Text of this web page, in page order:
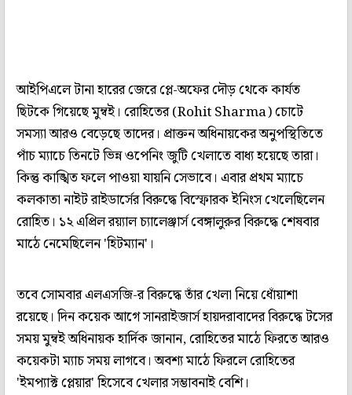
আইপিএলে টানা হারের জেরে প্লে-অফের দৌড় থেকে কার্যত
ছিটকে গিয়েছে মুম্বই। রোহিতের (Rohit Sharma) চোটে
সমস্যা আরও বেড়েছে তাদের। প্রাক্তন অধিনায়কের অনুপস্থিতিতে
পাঁচ ম্যাচে তিনটে ভিন্ন ওপেনিং জুটি খেলাতে বাধ্য হয়েছে তারা।
কিন্তু কাঙ্খিত ফলে পাওয়া যায়নি সেভাবে। এবার প্রথম ম্যাচে
কলকাতা নাইট রাইডার্সের বিরুদ্ধে বিস্ফোরক ইনিংস খেলেছিলেন
রোহিত। ১২ এপ্রিল রয়‍্যাল চ্যালেঞ্জার্স বেঙ্গালুরুর বিরুদ্ধে শেষবার
মাঠে নেমেছিলেন 'হিটম্যান'।
তবে সোমবার এলএসজি-র বিরুদ্ধে তাঁর খেলা নিয়ে ধোঁয়াশা
রয়েছে। দিন কয়েক আগে সানরাইজার্স হায়দরাবাদের বিরুদ্ধে টসের
সময় মুম্বই অধিনায়ক হার্দিক জানান, রোহিতের মাঠে ফিরতে আরও
কয়েকটা ম্যাচ সময় লাগবে। অবশ্য মাঠে ফিরলে রোহিতের
'ইমপ্যাক্ট প্লেয়ার' হিসেবে খেলার সম্ভাবনাই বেশি।